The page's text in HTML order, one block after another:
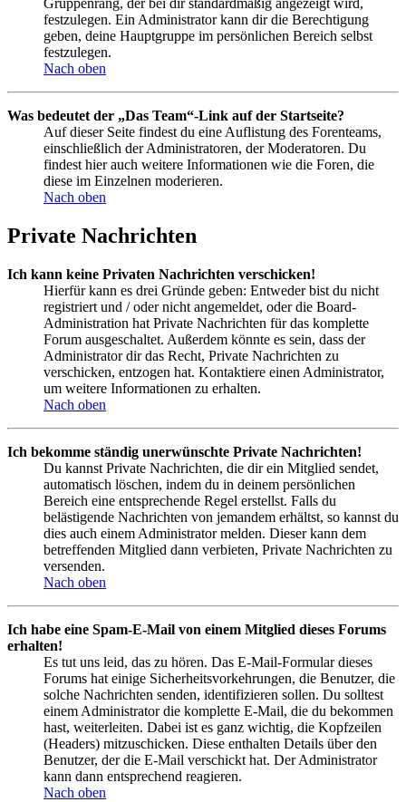
Gruppenrang, der bei dir standardmäßig angezeigt wird,
festzulegen. Ein Administrator kann dir die Berechtigung
geben, deine Hauptgruppe im persönlichen Bereich selbst
festzulegen.
Nach oben
Was bedeutet der „Das Team“-Link auf der Startseite?
Auf dieser Seite findest du eine Auflistung des Forenteams,
einschließlich der Administratoren, der Moderatoren. Du
findest hier auch weitere Informationen wie die Foren, die
diese im Einzelnen moderieren.
Nach oben
Private Nachrichten
Ich kann keine Privaten Nachrichten verschicken!
Hierfür kann es drei Gründe geben: Entweder bist du nicht
registriert und / oder nicht angemeldet, oder die Board-
Administration hat Private Nachrichten für das komplette
Forum ausgeschaltet. Außerdem könnte es sein, dass der
Administrator dir das Recht, Private Nachrichten zu
verschicken, entzogen hat. Kontaktiere einen Administrator,
um weitere Informationen zu erhalten.
Nach oben
Ich bekomme ständig unerwünschte Private Nachrichten!
Du kannst Private Nachrichten, die dir ein Mitglied sendet,
automatisch löschen, indem du in deinem persönlichen
Bereich eine entsprechende Regel erstellst. Falls du
belästigende Nachrichten von jemandem erhältst, so kannst du
dies auch einem Administrator melden. Dieser kann dem
betreffenden Mitglied dann verbieten, Private Nachrichten zu
versenden.
Nach oben
Ich habe eine Spam-E-Mail von einem Mitglied dieses Forums
erhalten!
Es tut uns leid, das zu hören. Das E-Mail-Formular dieses
Forums hat einige Sicherheitsvorkehrungen, die Benutzer, die
solche Nachrichten senden, identifizieren sollen. Du solltest
einem Administrator die komplette E-Mail, die du bekommen
hast, weiterleiten. Dabei ist es ganz wichtig, die Kopfzeilen
(Headers) mitzuschicken. Diese enthalten Details über den
Benutzer, der die E-Mail verschickt hat. Der Administrator
kann dann entsprechend reagieren.
Nach oben